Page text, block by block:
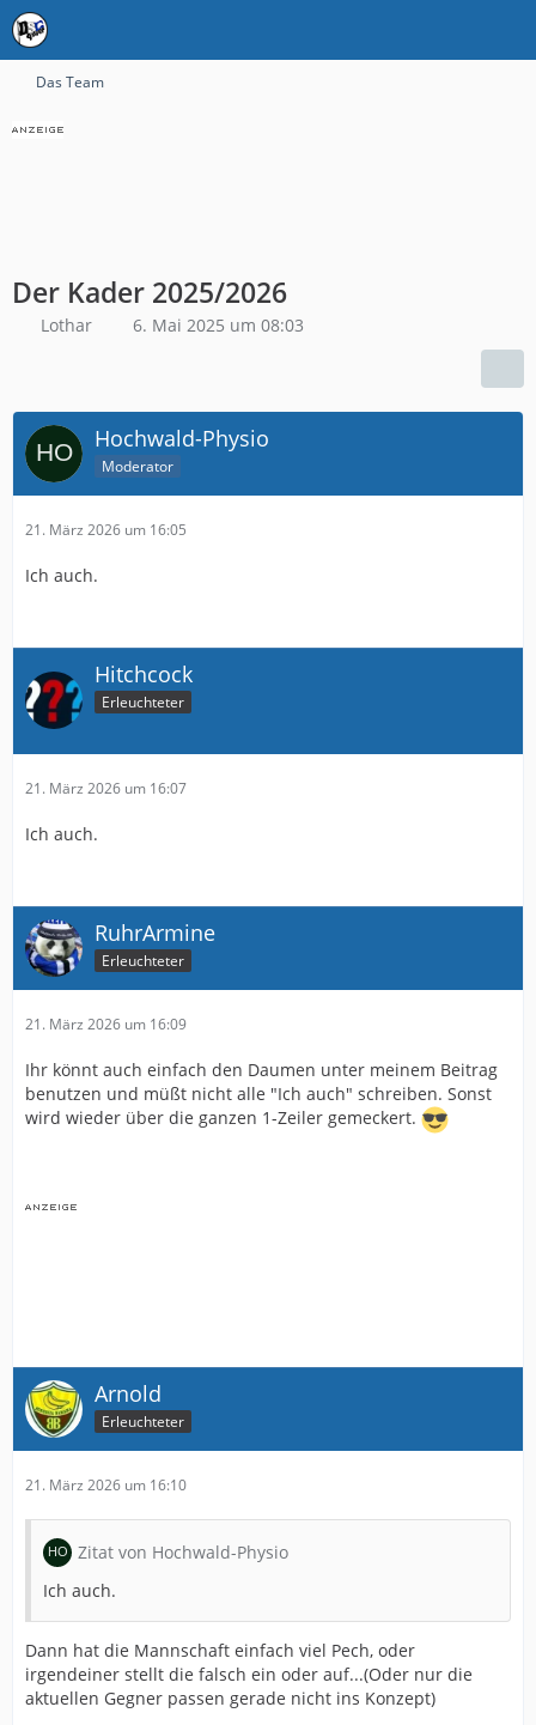
Das Team
Der Kader 2025/2026
Lothar 6. Mai 2025 um 08:03
Hochwald-Physio
Moderator
21. März 2026 um 16:05
Ich auch.
Hitchcock
Erleuchteter
21. März 2026 um 16:07
Ich auch.
RuhrArmine
Erleuchteter
21. März 2026 um 16:09
Ihr könnt auch einfach den Daumen unter meinem Beitrag
benutzen und müßt nicht alle "Ich auch" schreiben. Sonst
wird wieder über die ganzen 1-Zeiler gemeckert.
Arnold
Erleuchteter
21. März 2026 um 16:10
Zitat von Hochwald-Physio
Ich auch.
Dann hat die Mannschaft einfach viel Pech, oder
irgendeiner stellt die falsch ein oder auf...(Oder nur die
aktuellen Gegner passen gerade nicht ins Konzept)